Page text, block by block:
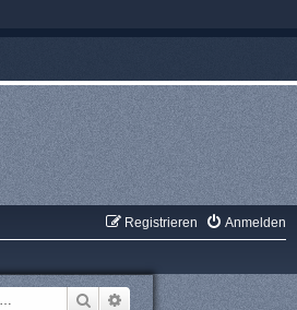
Anmelden
Registrieren
Suche Erweiterte Suche